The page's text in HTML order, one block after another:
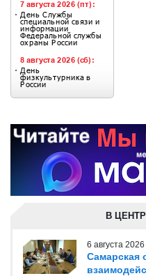
В
6 августа 2026
Самарская